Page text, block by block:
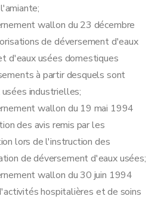
10 Recours
abrogatoires, modificatives et finales
Dispositions abrogatoires et modificatives
première Etablissements dangereux, insalubres et incommodes
2 Eau
wallon du 23 décembre
de déversement d'eaux
d'eaux usées domestiques
à partir desquels sont
industrielles;
wallon du 19 mai 1994
des avis remis par les
lors de l'instruction des
de déversement d'eaux usées;
wallon du 30 juin 1994
hospitalières et de soins